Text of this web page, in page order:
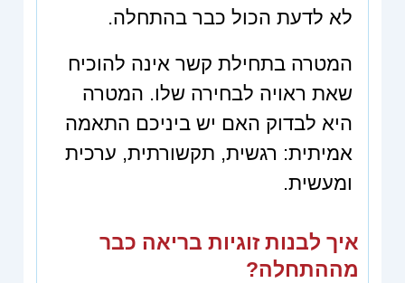
לא לדעת הכול כבר בהתחלה.
המטרה בתחילת קשר אינה להוכיח
שאת ראויה לבחירה שלו. המטרה
היא לבדוק האם יש ביניכם התאמה
אמיתית: רגשית, תקשורתית, ערכית
ומעשית.
איך לבנות זוגיות בריאה כבר
מההתחלה?